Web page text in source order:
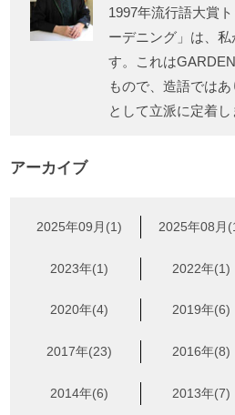
1997年流行語大賞
ーデニング」は、
す。これは
もので、造語では
として立派に定着し
アーカイブ
2025年09月(1) 2025年08月
2023年(1) 2022年(1)
2020年(4) 2019年(6)
2017年(23) 2016年(8)
2014年(6) 2013年(7)